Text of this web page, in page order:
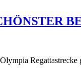
Regattastrecke